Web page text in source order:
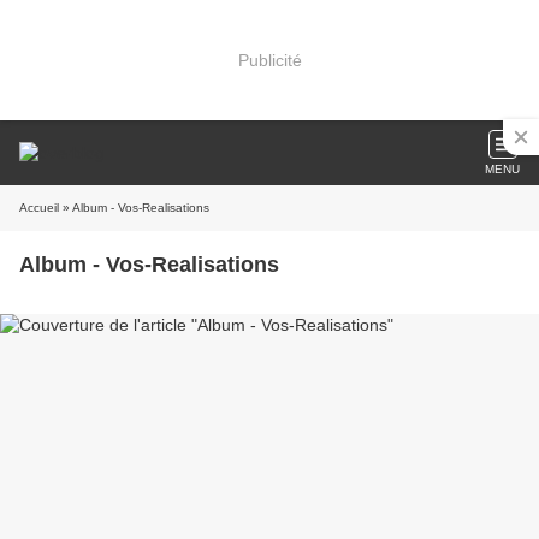
Publicité
MENU
Accueil » Album - Vos-Realisations
Album - Vos-Realisations